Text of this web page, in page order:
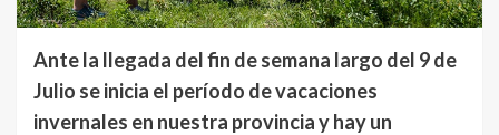
Ante la llegada del fin de semana largo del 9 de
Julio se inicia el período de vacaciones
invernales en nuestra provincia y hay un